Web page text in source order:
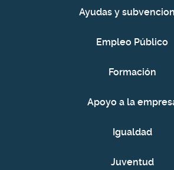
Ayudas y
Empleo Público
Formación
Apoyo a la
Igualdad
Juventud